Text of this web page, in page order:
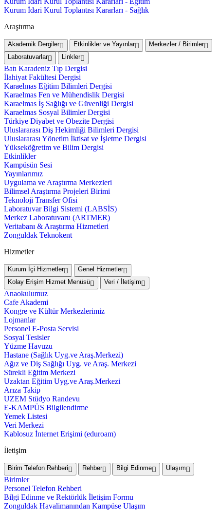
Kurum İdari Kurul Toplantısı Kararları - Sağlık
Araştırma
Akademik Dergiler Etkinlikler ve Yayınlar
Merkezler / Birimler
Laboratuvarlar
Linkler
Batı Karadeniz Tıp Dergisi
İlahiyat Fakültesi Dergisi
Karaelmas Eğitim Bilimleri Dergisi
Karaelmas Fen ve Mühendislik Dergisi
Karaelmas İş Sağlığı ve Güvenliği Dergisi
Karaelmas Sosyal Bilimler Dergisi
Türkiye Diyabet ve Obezite Dergisi
Uluslararası Diş Hekimliği Bilimleri Dergisi
Uluslararası Yönetim İktisat ve İşletme Dergisi
Yükseköğretim ve Bilim Dergisi
Etkinlikler
Kampüsün Sesi
Yayınlarımız
Uygulama ve Araştırma Merkezleri
Bilimsel Araştırma Projeleri Birimi
Teknoloji Transfer Ofisi
Laboratuvar Bilgi Sistemi (LABSİS)
Merkez Laboratuvaru (ARTMER)
Veritabanı & Araştırma Hizmetleri
Zonguldak Teknokent
Hizmetler
Kurum İçi Hizmetler
Genel Hizmetler
Kolay Erişim Hizmet Menüsü
Veri / İletişim
Anaokulumuz
Cafe Akademi
Kongre ve Kültür Merkezlerimiz
Lojmanlar
Personel E-Posta Servisi
Sosyal Tesisler
Yüzme Havuzu
Hastane (Sağlık Uyg.ve Araş.Merkezi)
Ağız ve Diş Sağlığı Uyg. ve Araş. Merkezi
Sürekli Eğitim Merkezi
Uzaktan Eğitim Uyg.ve Araş.Merkezi
Arıza Takip
UZEM Stüdyo Randevu
E-KAMPÜS Bilgilendirme
Yemek Listesi
Veri Merkezi
Kablosuz İnternet Erişimi (eduroam)
İletişim
Birim Telefon Rehberi Rehber Bilgi Edinme Ulaşım
Birimler
Personel Telefon Rehberi
Bilgi Edinme ve Rektörlük İletişim Formu
Zonguldak Havalimanından Kampüse Ulaşım